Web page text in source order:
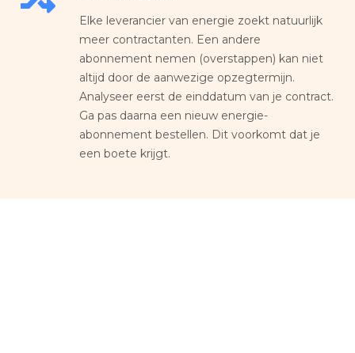
Elke leverancier van energie zoekt natuurlijk
meer contractanten. Een andere
abonnement nemen (overstappen) kan niet
altijd door de aanwezige opzegtermijn.
Analyseer eerst de einddatum van je contract.
Ga pas daarna een nieuw energie-
abonnement bestellen. Dit voorkomt dat je
een boete krijgt.